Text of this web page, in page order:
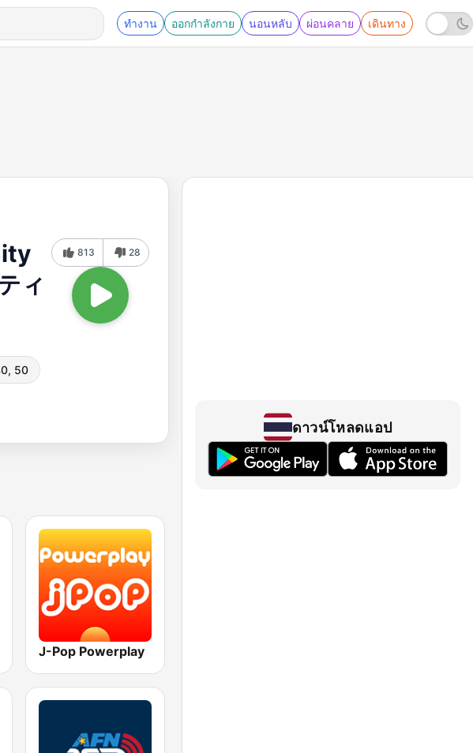
ทำงาน ออกกำลังกาย นอนหลับ ผ่อนคลาย เดินทาง
ィ
50
813 28
J-Pop Powerplay
ดาวน์โหลดแอป